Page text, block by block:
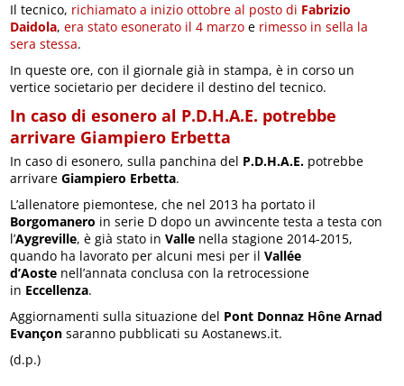
Il tecnico, richiamato a inizio ottobre al posto di Fabrizio
Daidola,era stato esonerato il 4 marzo e rimesso in sella la
sera stessa.
In queste ore, con il giornale già in stampa, è in corso un
vertice societario per decidere il destino del tecnico.
In caso di esonero al P.D.H.A.E. potrebbe
arrivare Giampiero Erbetta
In caso di esonero, sulla panchina del P.D.H.A.E. potrebbe
arrivareGiampiero Erbetta.
L’allenatore piemontese, che nel 2013 ha portato il
Borgomanero in serie D dopo un avvincente testa a testa con
l’Aygreville, è già stato inValle nella stagione 2014-2015,
quando ha lavorato per alcuni mesi per ilVallée
d’Aoste nell’annata conclusa con la retrocessione
in Eccellenza.
Aggiornamenti sulla situazione del Pont Donnaz Hône Arnad
Evançon saranno pubblicati su Aostanews.it.
(d.p.)